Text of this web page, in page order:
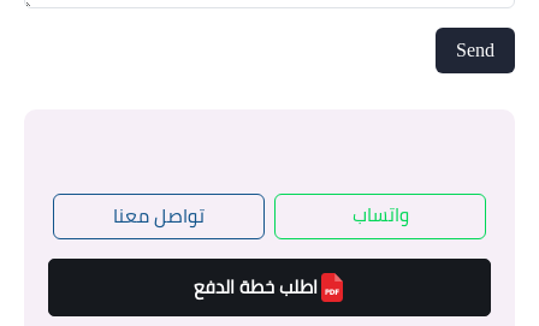
واتساب تواصل معنا
اطلب خطة الدفع